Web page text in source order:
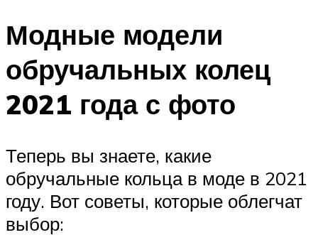
Модные модели
обручальных колец
2021 года с фото
Теперь вы знаете, какие
обручальные кольца в моде в 2021
году. Вот советы, которые облегчат
выбор: